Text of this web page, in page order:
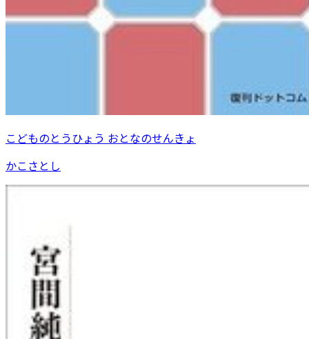
こどものとうひょう おとなのせんきょ
かこさとし